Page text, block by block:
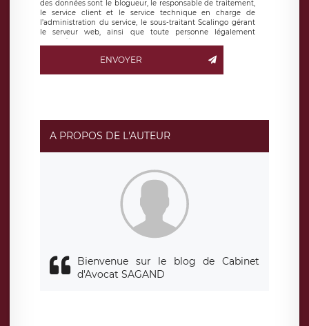
des données sont le blogueur, le responsable de traitement,
le service client et le service technique en charge de
l’administration du service, le sous-traitant Scalingo gérant
le serveur web, ainsi que toute personne légalement
autorisée. Le formulaire de contact à destination du
basé en France et offrant des
clauses de protection
limitation du traitement relatif à vos données à caractère
données. Vous pouvez exercer ces droits auprès du délégué
de traitement est la société LÉGAVOX, sis 9 rue Léopold
Sédar Senghor, joignable à l’adresse mail :
responsabledetraitement@legavox.fr. Vous avez également
le droit d’introduire une réclamation auprès d’une autorité
ENVOYER
A PROPOS DE L'AUTEUR
Bienvenue sur le blog de Cabinet
d'Avocat SAGAND